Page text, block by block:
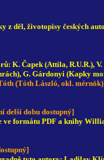
z děl, životopisy českých
K. Čapek (Attila, R.U.R.),
G. Gárdonyi (Kapky
(Tóth László, okl.
delší dobu dostupný]
ve formátu PDF a knihy